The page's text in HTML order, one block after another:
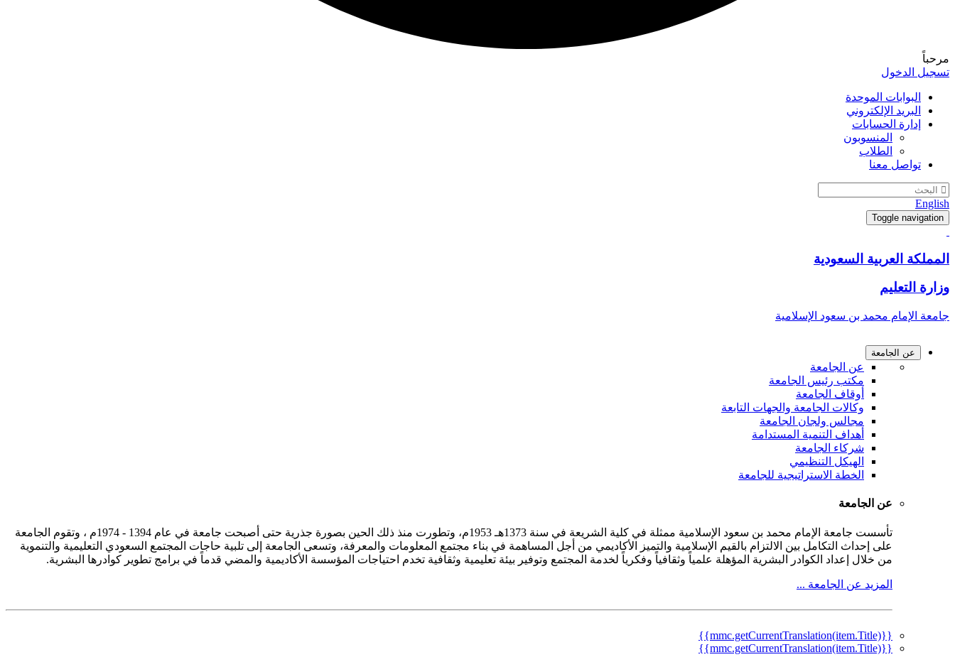
مرحباً
تسجيل الدخول
البوابات الموحدة
البريد الإلكتروني
إدارة الحسابات
المنسوبون
الطلاب
تواصل معنا
English
Toggle navigation
المملكة العربية السعودية
وزارة التعليم
جامعة الإمام محمد بن سعود الإسلامية
عن الجامعة
عن الجامعة
مكتب رئيس الجامعة
أوقاف الجامعة
وكالات الجامعة والجهات التابعة
مجالس ولجان الجامعة
أهداف التنمية المستدامة
شركاء الجامعة
الهيكل التنظيمي
الخطة الاستراتيجية للجامعة
عن الجامعة
تأسست جامعة الإمام محمد بن سعود الإسلامية ممثلة في كلية الشريعة في سنة 1373هـ 1953م، وتطورت منذ ذلك الحين بصورة جذرية حتى أصبحت جامعة في عام 1394 - 1974م ، وتقوم الجامعة
على إحداث التكامل بين الالتزام بالقيم الإسلامية والتميز الأكاديمي من أجل المساهمة في بناء مجتمع المعلومات والمعرفة، وتسعى الجامعة إلى تلبية حاجات المجتمع السعودي التعليمية والتنموية
من خلال إعداد الكوادر البشرية المؤهلة علمياً وثقافياً وفكرياً لخدمة المجتمع وتوفير بيئة تعليمية وثقافية تخدم احتياجات المؤسسة الأكاديمية والمضي قدماً في برامج تطوير كوادرها البشرية.
المزيد عن الجامعة ...
{{mmc.getCurrentTranslation(item.Title)}}
{{mmc.getCurrentTranslation(item.Title)}}